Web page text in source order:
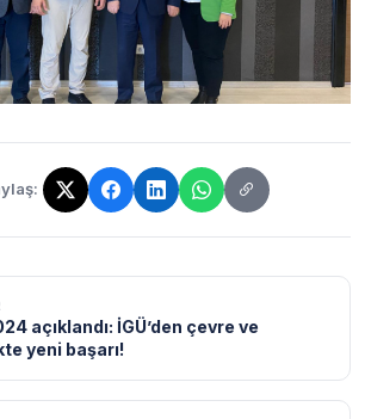
açıklandı: İGÜ’den çevre ve
yeni başarı!